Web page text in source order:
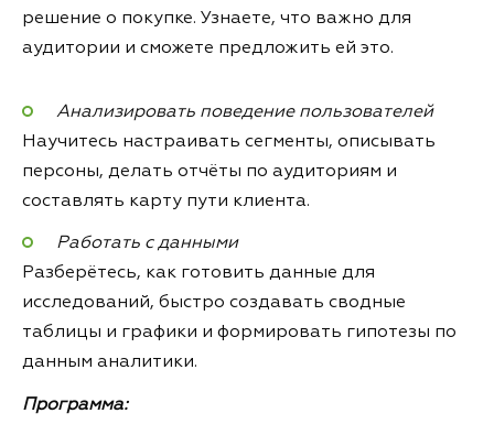
решение о покупке. Узнаете, что важно для
аудитории и сможете предложить ей это.
Анализировать поведение пользователей
Научитесь настраивать сегменты, описывать
персоны, делать отчёты по аудиториям и
составлять карту пути клиента.
Работать с данными
Разберётесь, как готовить данные для
исследований, быстро создавать сводные
таблицы и графики и формировать гипотезы по
данным аналитики.
Программа: